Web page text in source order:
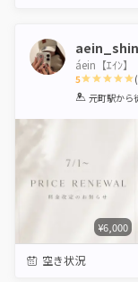
áein【ｴｲﾝ】
5
1 2 3 4 5
(
元町駅から
¥6,000
空き状況